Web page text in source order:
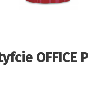
OFFICE